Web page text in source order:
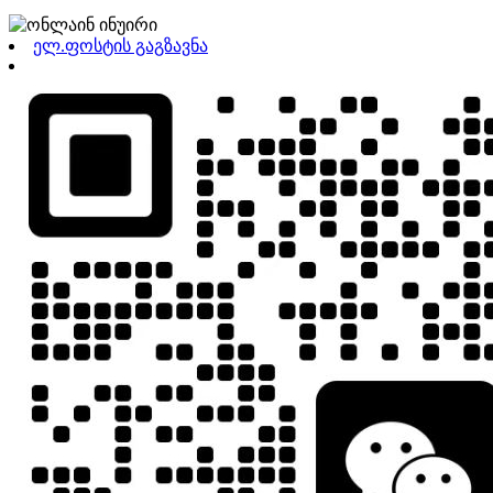
ელ.ფოსტის გაგზავნა